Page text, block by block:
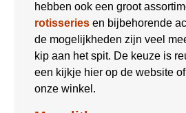
hebben ook een groot
rotisseries en bijbehorende
de mogelijkheden zijn veel
kip aan het spit. De keuze is
een kijkje hier op de website
onze winkel.